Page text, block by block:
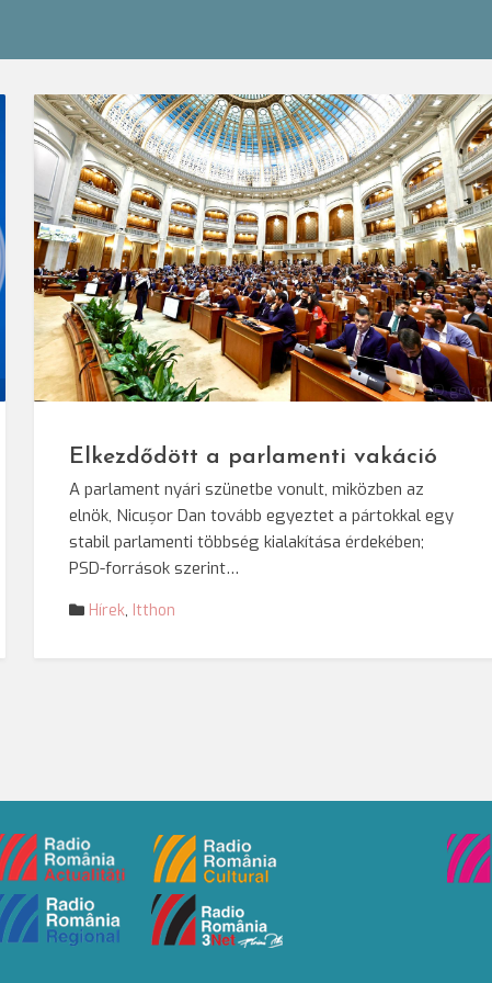
© gov.ro
Elkezdődött a parlamenti vakáció
A parlament nyári szünetbe vonult, miközben az
elnök, Nicușor Dan tovább egyeztet a pártokkal egy
stabil parlamenti többség kialakítása érdekében;
PSD-források szerint…
Hírek, Itthon